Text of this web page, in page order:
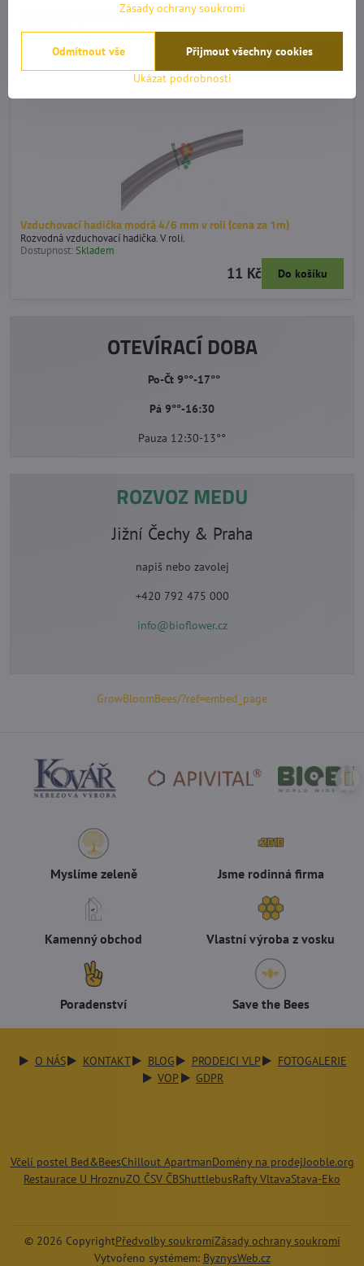
Akvarijní kompresor o výkonu 2 × 2L/min.
Dostupnost:Skladem
320 Kč Do košíku
Vzduchovací hadička modrá 4/6 mm v roli (cena za 1m)
Rozvodná vzduchovací hadička. V roli.
Dostupnost:Skladem
11 Kč Do košíku
OTEVÍRACÍ DOBA
Po-Čt 9°°-17°°
Pá 9°°-16:30
Pauza 12:30-13°°
ROZVOZ MEDU
Jižní Čechy & Praha
napiš nebo zavolej
+420 792 475 000
info@bioflower.cz
GrowBloomBees/?ref=embed_page
Myslíme zeleně Jsme rodinná firma
Kamenný obchod Vlastní výroba z vosku
Poradenství Save the Bees
O NÁS KONTAKT BLOG PRODEJCI VLP
FOTOGALERIE
VOP
GDPR
Včelí postel Bed&BeesChillout ApartmanDomény na prodejJooble.org
Restaurace U HroznuZO ČSV ČBShuttlebusRafty VltavaStava-Eko
© 2026 CopyrightPředvolby soukromíZásady ochrany soukromí
Vytvořeno systémem: ByznysWeb.cz
Zásady ochrany soukromí
Ukázat podrobnosti
Přijmout všechny cookies
Odmítnout vše